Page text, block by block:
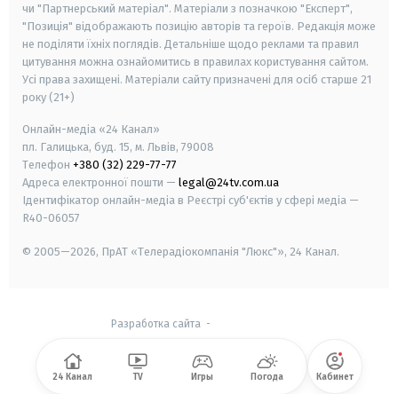
чи "Партнерський матеріал". Матеріали з позначкою "Експерт",
"Позиція" відображають позицію авторів та героїв. Редакція може
не поділяти їхніх поглядів. Детальніше щодо реклами та правил
цитування можна ознайомитись в правилах користування сайтом.
Усі права захищені. Матеріали сайту призначені для осіб старше 21
року (21+)
Онлайн-медіа «24 Канал»
пл. Галицька, буд. 15, м. Львів, 79008
Телефон +380 (32) 229-77-77
Адреса електронної пошти — legal@24tv.com.ua
Ідентифікатор онлайн-медіа в Реєстрі суб'єктів у сфері медіа —
R40-06057
© 2005—2026, ПрАТ «Телерадіокомпанія "Люкс"», 24 Канал.
Разработка сайта -
24 Канал TV Игры Погода Кабинет